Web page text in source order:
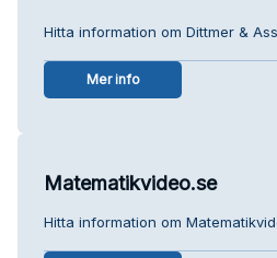
Hitta information om Dittmer &
Mer info
Matematikvideo.se
Hitta information om